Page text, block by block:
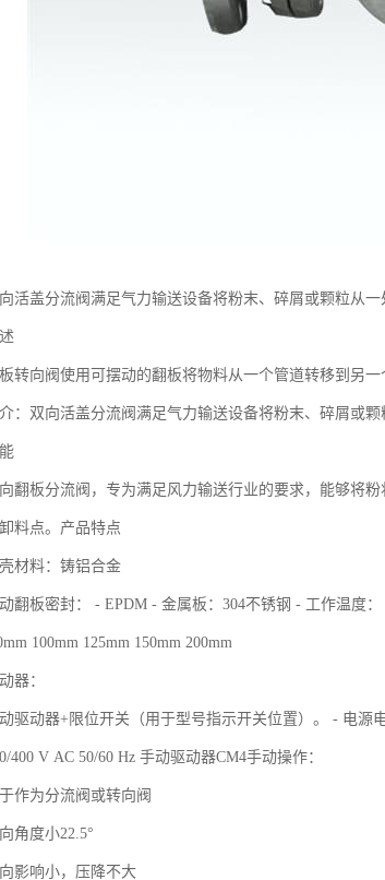
活盖分流阀满足气力输送设备将粉末、碎屑或颗粒从
转向阀使用可摆动的翻板将物料从一个管道转移到另
：双向活盖分流阀满足气力输送设备将粉末、碎屑或
翻板分流阀，专为满足风力输送行业的要求，能够将
料点。产品特点
材料：铸铝合金
翻板密封： - EPDM - 金属板：304不锈钢 - 工作温度
100mm 125mm 150mm 200mm
器：
驱动器+限位开关（用于型号指示开关位置）。 - 电源
400 V AC 50/60 Hz 手动驱动器CM4手动操作：
作为分流阀或转向阀
角度小22.5°
影响小，压降不大